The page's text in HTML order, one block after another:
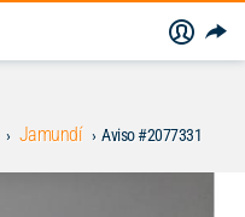
Jamundí Aviso #2077331